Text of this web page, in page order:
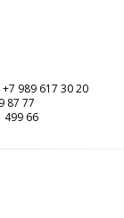
989 617 30 20
87 77
499 66